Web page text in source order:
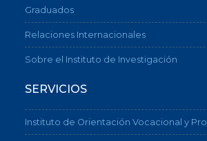
Graduados
Relaciones Internacionales
Sobre el Instituto de Investigación
SERVICIOS
Instituto de Orientación Vocacional y